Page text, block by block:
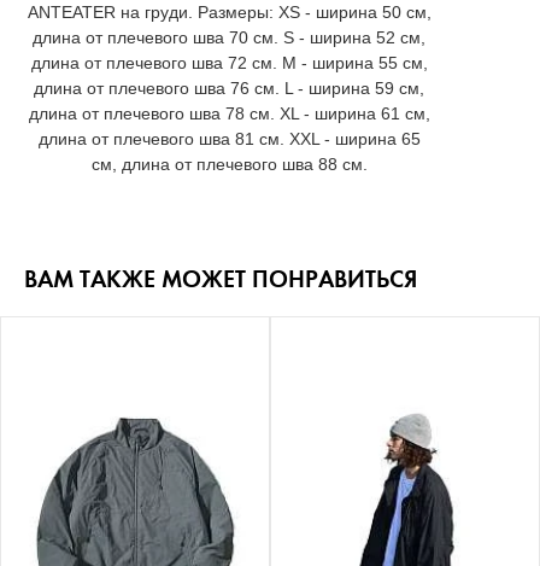
ANTEATER на груди. Размеры: XS - ширина 50 см,
длина от плечевого шва 70 см. S - ширина 52 см,
длина от плечевого шва 72 см. M - ширина 55 см,
длина от плечевого шва 76 см. L - ширина 59 см,
длина от плечевого шва 78 см. XL - ширина 61 см,
длина от плечевого шва 81 см. XXL - ширина 65
см, длина от плечевого шва 88 см.
ВАМ ТАКЖЕ МОЖЕТ ПОНРАВИТЬСЯ